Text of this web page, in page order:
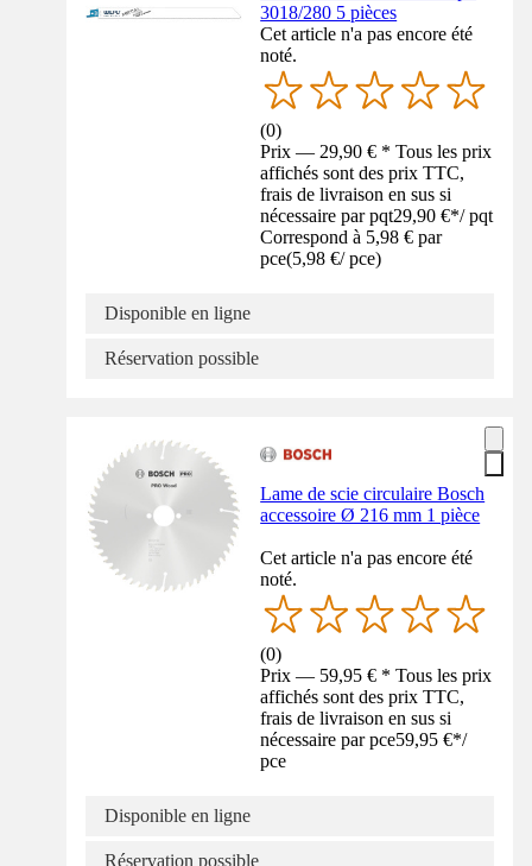
3018/280 5 pièces
Cet article n'a pas encore été
noté.
(0)
Prix — 29,90 € * Tous les prix
affichés sont des prix TTC,
frais de livraison en sus si
nécessaire par pqt29,90 €*/ pqt
Correspond à 5,98 € par
pce(5,98 €/ pce)
Disponible en ligne
Réservation possible
Lame de scie circulaire Bosch
accessoire Ø 216 mm 1 pièce
Cet article n'a pas encore été
noté.
(0)
Prix — 59,95 € * Tous les prix
affichés sont des prix TTC,
frais de livraison en sus si
nécessaire par pce59,95 €*/
pce
Disponible en ligne
Réservation possible